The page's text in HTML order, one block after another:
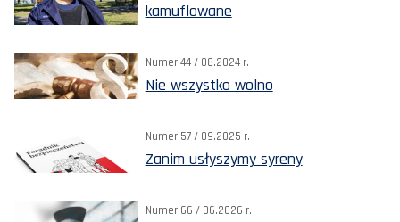
kamuflowane
Numer 44 / 08.2024 r.
Nie wszystko wolno
Numer 57 / 09.2025 r.
Zanim usłyszymy syreny
Numer 66 / 06.2026 r.